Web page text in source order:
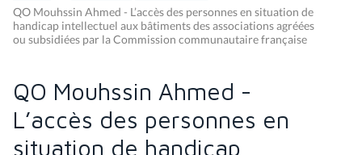
QO Mouhssin Ahmed - L’accès des personnes en situation de
handicap intellectuel aux bâtiments des associations agréées
ou subsidiées par la Commission communautaire française
QO Mouhssin Ahmed -
L’accès des personnes en
situation de handicap